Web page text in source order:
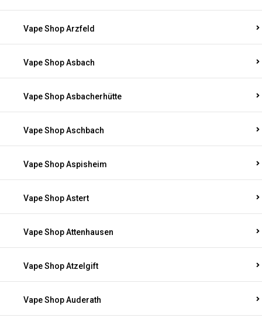
Vape Shop Arzfeld
Vape Shop Asbach
Vape Shop Asbacherhütte
Vape Shop Aschbach
Vape Shop Aspisheim
Vape Shop Astert
Vape Shop Attenhausen
Vape Shop Atzelgift
Vape Shop Auderath